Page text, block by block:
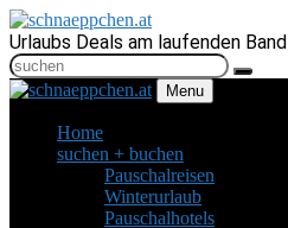
Urlaubs Deals am laufenden Band
Menu
Home
suchen + buchen
Pauschalreisen
Winterurlaub
Pauschalhotels